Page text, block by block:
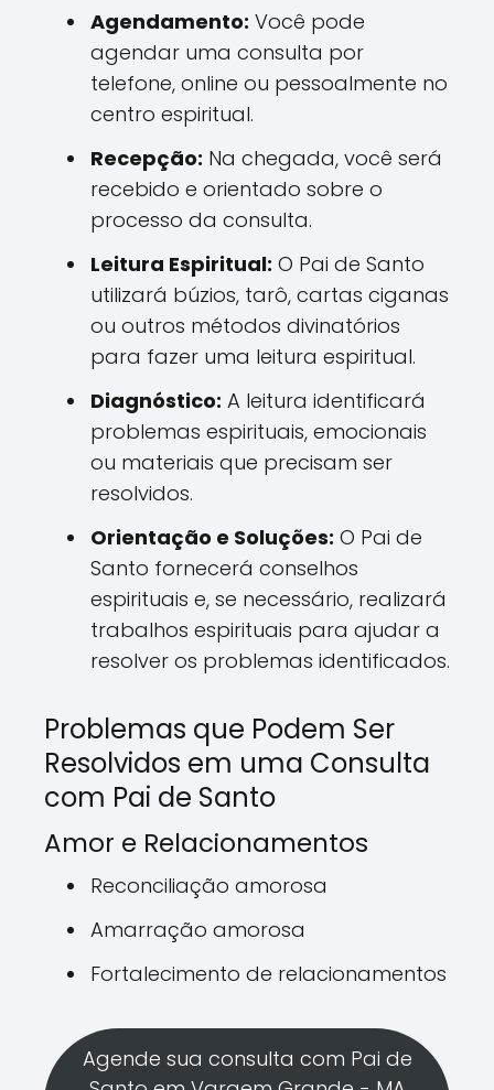
Agendamento: Você pode
agendar uma consulta por
telefone, online ou pessoalmente no
centro espiritual.
Recepção: Na chegada, você será
recebido e orientado sobre o
processo da consulta.
Leitura Espiritual: O Pai de Santo
utilizará búzios, tarô, cartas ciganas
ou outros métodos divinatórios
para fazer uma leitura espiritual.
Diagnóstico: A leitura identificará
problemas espirituais, emocionais
ou materiais que precisam ser
resolvidos.
Orientação e Soluções: O Pai de
Santo fornecerá conselhos
espirituais e, se necessário, realizará
trabalhos espirituais para ajudar a
resolver os problemas identificados.
Problemas que Podem Ser
Resolvidos em uma Consulta
com Pai de Santo
Amor e Relacionamentos
Reconciliação amorosa
Amarração amorosa
Fortalecimento de relacionamentos
Agende sua consulta com Pai de